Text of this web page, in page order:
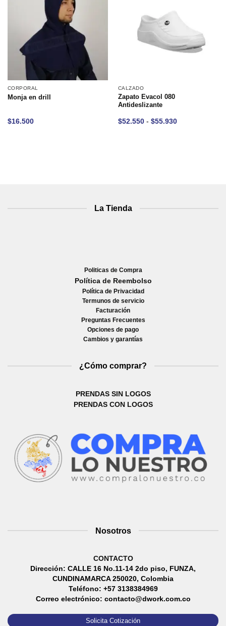
lista de
deseos
CORPORAL
Monja en drill
$16.500
a la
lista de
deseos
CALZADO
Zapato Evacol 080
Antideslizante
$52.550 - $55.930Rango
La Tienda
Politicas de Compra
Política de Reembolso
Política de Privacidad
Termunos de servicio
Facturación
Preguntas Frecuentes
Opciones de pago
Cambios y garantías
¿Cómo comprar?
PRENDAS SIN LOGOS
PRENDAS CON LOGOS
Nosotros
CONTACTO
Dirección: CALLE 16 No.11-14 2do piso, FUNZA,
CUNDINAMARCA 250020, Colombia
Teléfono: +57 3138384969
Correo electrónico: contacto@dwork.com.co
Solicita Cotización